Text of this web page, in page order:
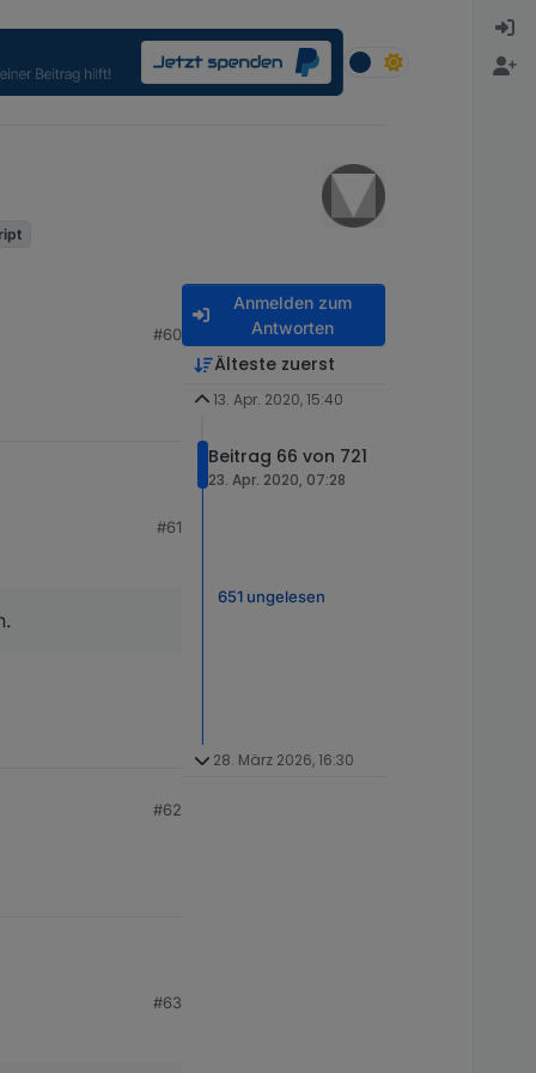
#60
#61
#62
#63
Anmelden zum
Antworten
Älteste zuerst
13. Apr. 2020, 15:40
Beitrag 66 von 721
23. Apr. 2020, 07:28
651 ungelesen
28. März 2026, 16:30